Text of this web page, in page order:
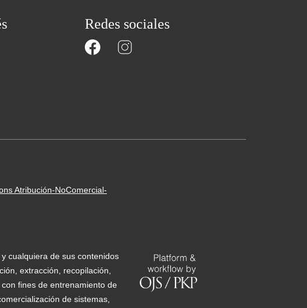
Redes sociales
Atribución-NoComercial-
cualquiera de sus contenidos
extracción, recopilación,
fines de entrenamiento de
de sistemas,